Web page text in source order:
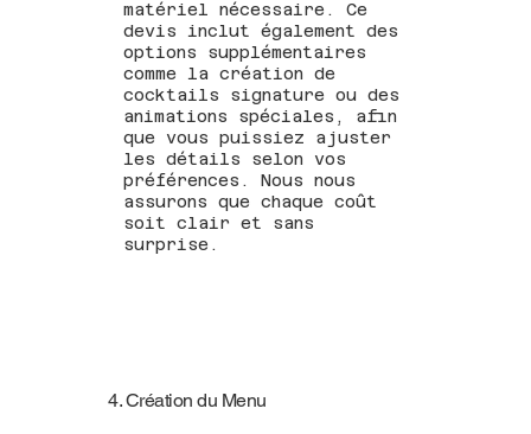
matériel nécessaire. Ce
devis inclut également des
options supplémentaires
comme la création de
cocktails signature ou des
animations spéciales, afin
que vous puissiez ajuster
les détails selon vos
préférences. Nous nous
assurons que chaque coût
soit clair et sans
surprise.
4. Création du Menu